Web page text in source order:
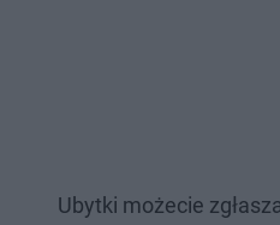
Ubytki możecie